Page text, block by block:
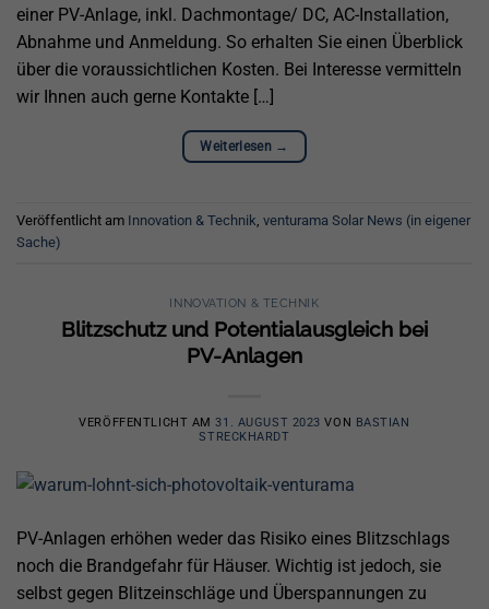
einer PV-Anlage, inkl. Dachmontage/ DC, AC-Installation,
Abnahme und Anmeldung. So erhalten Sie einen Überblick
über die voraussichtlichen Kosten. Bei Interesse vermitteln
wir Ihnen auch gerne Kontakte […]
Weiterlesen →
Veröffentlicht am Innovation & Technik, venturama Solar News (in eigener
Sache)
INNOVATION & TECHNIK
Blitzschutz und Potentialausgleich bei
PV-Anlagen
VERÖFFENTLICHT AM31. AUGUST 2023 VON BASTIAN
STRECKHARDT
PV-Anlagen erhöhen weder das Risiko eines Blitzschlags
noch die Brandgefahr für Häuser. Wichtig ist jedoch, sie
selbst gegen Blitzeinschläge und Überspannungen zu